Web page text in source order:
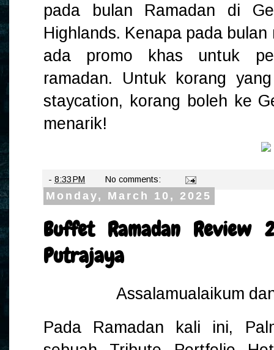
pada bulan Ramadan di
Highlands. Kenapa pada
ada promo khas untuk
ramadan. Untuk korang
staycation, korang boleh ke
menarik!
- 8:33 PM No comments:
Monday, March 10, 2025
Buffet Ramadan Review
Putrajaya
Assalamualaikum
Pada Ramadan kali ini,